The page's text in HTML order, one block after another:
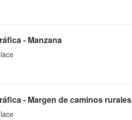
- Manzana
- Margen de caminos rurales